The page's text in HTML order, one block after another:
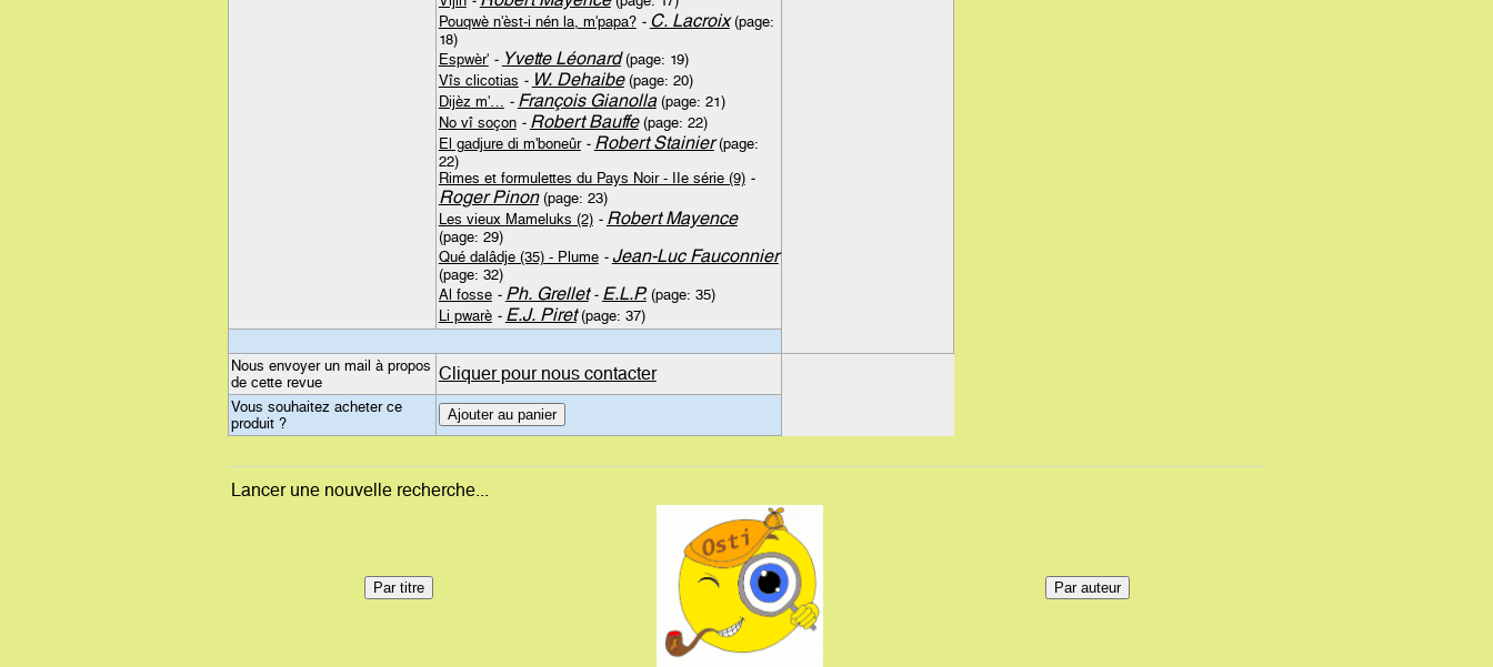
Pouqwè n'èst-i nén la, m'papa? - C. Lacroix(page:
18)
Espwèr' - Yvette Léonard(page: 19)
Vîs clicotias - W. Dehaibe(page: 20)
Dijèz m'… - François Gianolla(page: 21)
No vî soçon - Robert Bauffe(page: 22)
El gadjure di m'boneûr - Robert Stainier(page:
22)
Rimes et formulettes du Pays Noir - IIe série (9) -
Roger Pinon(page: 23)
Les vieux Mameluks (2) - Robert Mayence
(page: 29)
Qué dalâdje (35) - Plume - Jean-Luc Fauconnier
(page: 32)
Al fosse - Ph. Grellet- E.L.P.(page: 35)
Li pwarè - E.J. Piret(page: 37)
Nous envoyer un mail à propos
de cette revue
Cliquer pour nous contacter
Vous souhaitez acheter ce
produit ?
Lancer une nouvelle recherche...